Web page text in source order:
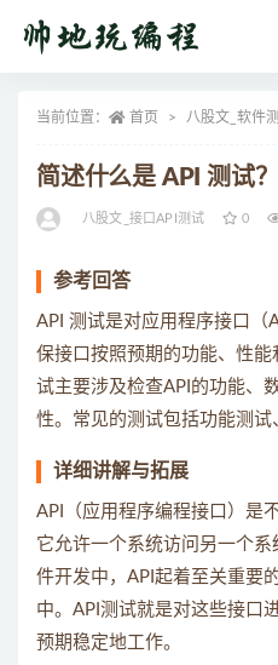
当前位置： 首页 八股文_软件
简述什么是 API 测试？
八股文_接口API测试 0
参考回答
API 测试是对应用程序接口（
保接口按照预期的功能、性能
试主要涉及检查API的功能、
性。常见的测试包括功能测试
详细讲解与拓展
API（应用程序编程接口）是
它允许一个系统访问另一个
件开发中，API起着至关重要
中。API测试就是对这些接口
预期稳定地工作。